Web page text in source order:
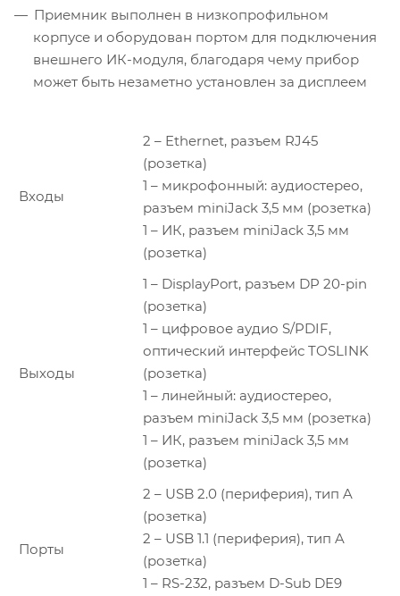
Приемник выполнен в низкопрофильном
корпусе и оборудован портом для подключения
внешнего ИК-модуля, благодаря чему прибор
может быть незаметно установлен за дисплеем
Входы
2 – Ethernet, разъем RJ45
(розетка)
1 – микрофонный: аудиостерео,
разъем miniJack 3,5 мм (розетка)
1 – ИК, разъем miniJack 3,5 мм
(розетка)
Выходы
1 – DisplayPort, разъем DP 20-pin
(розетка)
1 – цифровое аудио S/PDIF,
оптический интерфейс TOSLINK
(розетка)
1 – линейный: аудиостерео,
разъем miniJack 3,5 мм (розетка)
1 – ИК, разъем miniJack 3,5 мм
(розетка)
Порты
2 – USB 2.0 (периферия), тип A
(розетка)
2 – USB 1.1 (периферия), тип A
(розетка)
1 – RS-232, разъем D-Sub DE9